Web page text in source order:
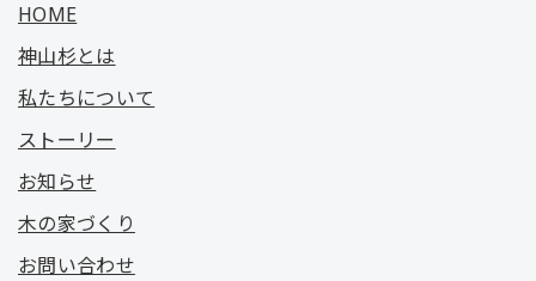
HOME
神山杉とは
私たちについて
ストーリー
お知らせ
木の家づくり
お問い合わせ